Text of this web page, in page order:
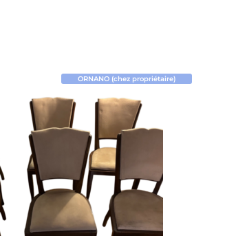
ORNANO (chez propriétaire)